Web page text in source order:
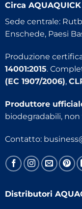
Circa
Sede centrale:
Enschede, Paesi
Produzione
14001:2015.
(EC 1907/2006),
Produttore
biodegradabili, non
Contatto:
Distributori